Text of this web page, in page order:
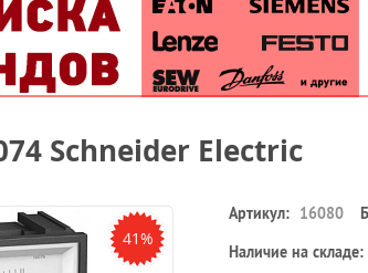
Schneider Electric
41%
Артикул: 16080
Наличие на складе: